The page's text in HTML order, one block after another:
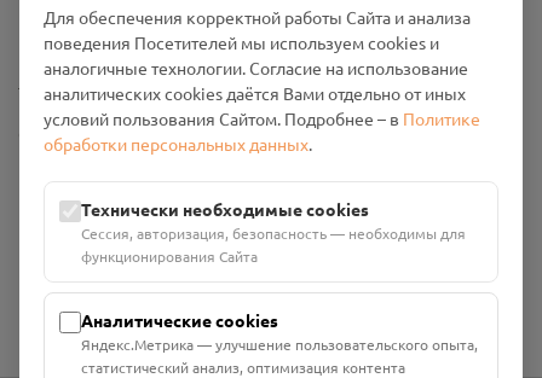
Промо-материалы
Настройки cookies
Общество с ограниченной ответственностью «Смоленский
Проект Помним»
ИНН: 6700029207 ОГРН: 1256700001986
Юридический адрес: 216790, Смоленская область, р-н
Руднянский, г. Рудня, улица Западная, д. 26А, пом. 18
Номер счёта: 40702810901130004287 в АО "АЛЬФА-БАНК"
Кор. счёт: 30101810200000000593
Для обеспечения корректной работы Сайта и анализа
поведения Посетителей мы используем cookies и
аналогичные технологии. Согласие на использование
аналитических cookies даётся Вами отдельно от иных
условий пользования Сайтом. Подробнее – в Политике
обработки персональных данных.
Технически необходимые cookies
Сессия, авторизация, безопасность — необходимы для
функционирования Сайта
Аналитические cookies
Яндекс.Метрика — улучшение пользовательского опыта,
статистический анализ, оптимизация контента